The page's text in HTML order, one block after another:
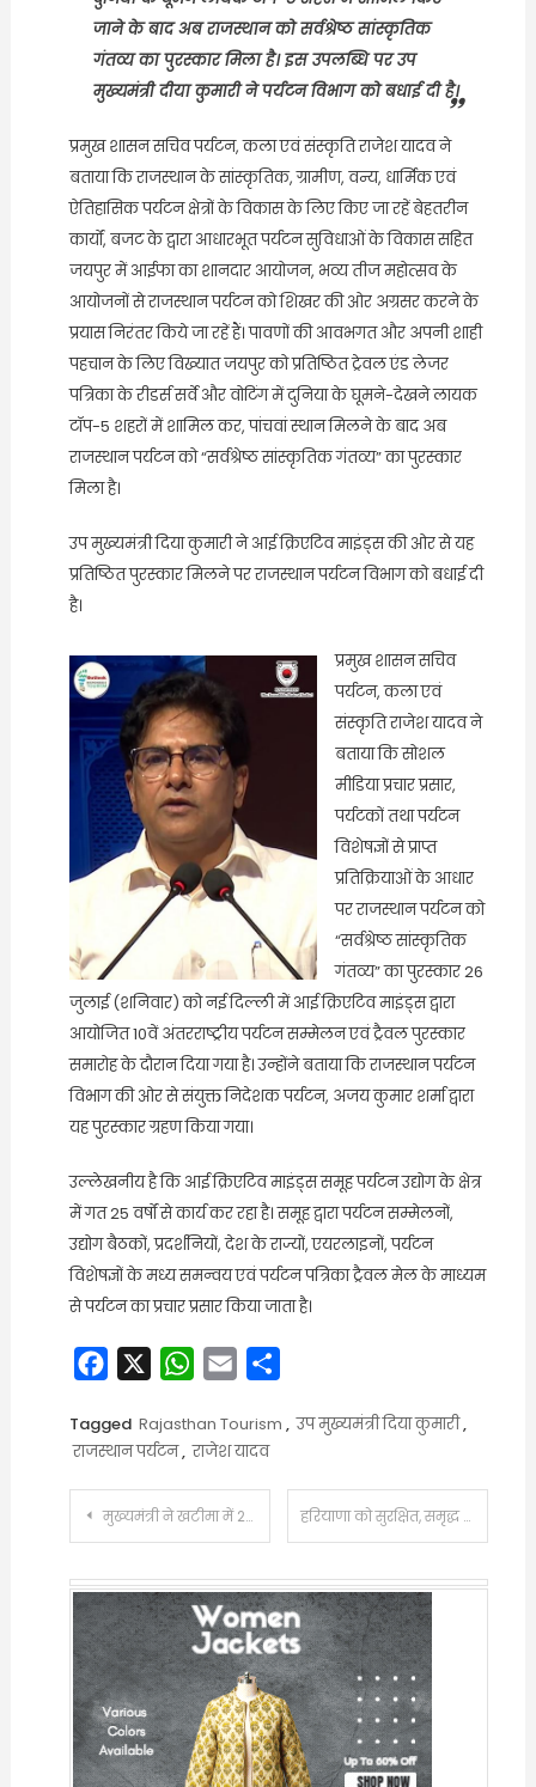
जाने के बाद अब राजस्थान को सर्वश्रेष्ठ सांस्कृतिक
गंतव्य का पुरस्कार मिला है। इस उपलब्धि पर उप
मुख्यमंत्री दीया कुमारी ने पर्यटन विभाग को बधाई दी है।
प्रमुख शासन सचिव पर्यटन, कला एवं संस्कृति राजेश यादव ने
बताया कि राजस्थान के सांस्कृतिक, ग्रामीण, वन्य, धार्मिक एवं
ऐतिहासिक पर्यटन क्षेत्रों के विकास के लिए किए जा रहें बेहतरीन
कार्यों, बजट के द्वारा आधारभूत पर्यटन सुविधाओं के विकास सहित
जयपुर में आईफा का शानदार आयोजन, भव्य तीज महोत्सव के
आयोजनों से राजस्थान पर्यटन को शिखर की ओर अग्रसर करने के
प्रयास निरंतर किये जा रहें हैं। पावणों की आवभगत और अपनी शाही
पहचान के लिए विख्यात जयपुर को प्रतिष्ठित ट्रेवल एंड लेजर
पत्रिका के रीडर्स सर्वे और वोटिंग में दुनिया के घूमने-देखने लायक
टॉप-5 शहरों में शामिल कर, पांचवां स्थान मिलने के बाद अब
राजस्थान पर्यटन को “सर्वश्रेष्ठ सांस्कृतिक गंतव्य” का पुरस्कार
मिला है।
उप मुख्यमंत्री दिया कुमारी ने आई क्रिएटिव माइंड्स की ओर से यह
प्रतिष्ठित पुरस्कार मिलने पर राजस्थान पर्यटन विभाग को बधाई दी
है।
प्रमुख शासन सचिव
पर्यटन, कला एवं
संस्कृति राजेश यादव ने
बताया कि सोशल
मीडिया प्रचार प्रसार,
पर्यटकों तथा पर्यटन
विशेषज्ञों से प्राप्त
प्रतिक्रियाओं के आधार
पर राजस्थान पर्यटन को
“सर्वश्रेष्ठ सांस्कृतिक
गंतव्य” का पुरस्कार 26
जुलाई (शनिवार) को नई दिल्ली में आई क्रिएटिव माइंड्स द्वारा
आयोजित 10वें अंतरराष्ट्रीय पर्यटन सम्मेलन एवं ट्रैवल पुरस्कार
समारोह के दौरान दिया गया है। उन्होंने बताया कि राजस्थान पर्यटन
विभाग की ओर से संयुक्त निदेशक पर्यटन, अजय कुमार शर्मा द्वारा
यह पुरस्कार ग्रहण किया गया।
उल्लेखनीय है कि आई क्रिएटिव माइंड्स समूह पर्यटन उद्योग के क्षेत्र
में गत 25 वर्षों से कार्य कर रहा है। समूह द्वारा पर्यटन सम्मेलनों,
उद्योग बैठकों, प्रदर्शनियों, देश के राज्यों, एयरलाइनों, पर्यटन
विशेषज्ञों के मध्य समन्वय एवं पर्यटन पत्रिका ट्रैवल मेल के माध्यम
से पर्यटन का प्रचार प्रसार किया जाता है।
Facebook WhatsApp
Email
Tagged Rajasthan Tourism , उप मुख्यमंत्री दिया कुमारी,
राजस्थान पर्यटन, राजेश यादव
Post
मुख्यमंत्री ने खटीमा में 26.23 करोड़ से निर्मित पीएम श्री केंद्रीय विद्यालय का किया लोकार्पण हरियाणा को सुरक्षित, समृद्ध और स्वावलंबी बनाने की दिशा में मुख्यमंत्री श्री नायब सिंह सैनी की समीक्षा बैठक में लिए गए अहम फैसले